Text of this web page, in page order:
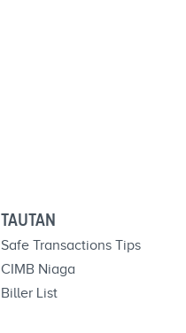
TAUTAN
Safe Transactions Tips
CIMB Niaga
Biller List